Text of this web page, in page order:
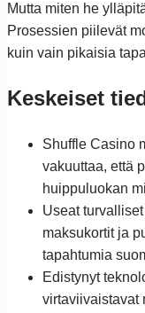
Mutta miten he
Prosessien piilevät
kuin vain pikaisia
Keskeiset
Shuffle Casino
vakuuttaa, että
huippuluokan
Useat
maksukortit ja
tapahtumia
Edistynyt
virtaviivaistavat